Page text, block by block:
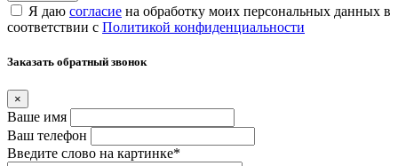
Я даю согласие на обработку моих персональных данных в
соответствии с Политикой конфиденциальности
Заказать обратный звонок
×
Ваше имя
Ваш телефон
Введите слово на картинке*